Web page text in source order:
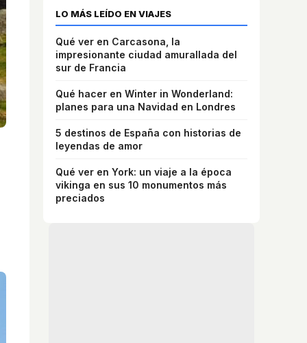
LO MÁS LEÍDO EN VIAJES
Qué ver en Carcasona, la
impresionante ciudad amurallada del
sur de Francia
Qué hacer en Winter in Wonderland:
planes para una Navidad en Londres
5 destinos de España con historias de
leyendas de amor
Qué ver en York: un viaje a la época
vikinga en sus 10 monumentos más
preciados